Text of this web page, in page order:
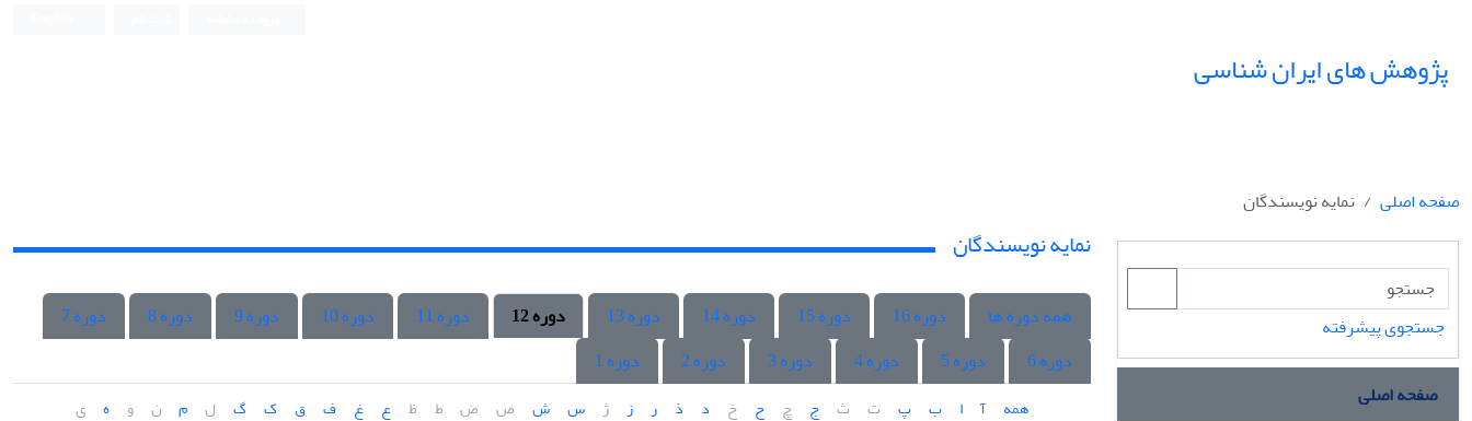
پژوهش های ایران شناسی
صفحه اصلی نمایه نویسندگان
جستجوی پیشرفته
صفحه اصلی
نمایه نویسندگان
همه دوره ها دوره 16 دوره 15 دوره 14 دوره 13 دوره 12 دوره 11 دوره 10 دوره 9 دوره 8
دوره 7
دوره 6
دوره 5 دوره 4 دوره 3 دوره 2 دوره 1
همه آ ا ب پ ت ث ج چ ح خ د ذ ر ز ژ س ش ص ض ط ظ ع غ ف ق ک گ ل م ن و ه ی